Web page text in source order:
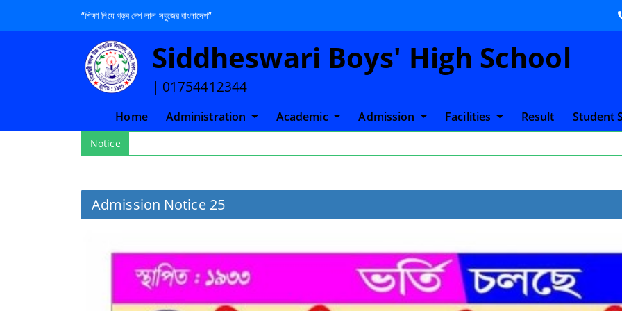
“শিক্ষা নিয়ে গড়ব দেশ লাল সবুজের বাংলাদেশ”
Siddheswari Boys' High School
| 01754412344
Home(current)
Administration Academic Admission Facilities Result Student
Notice
Admission Notice 25